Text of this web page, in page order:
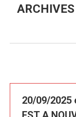
20/09/2025